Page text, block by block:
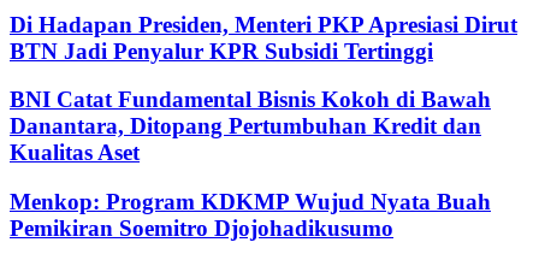
Di Hadapan Presiden, Menteri PKP Apresiasi Dirut
BTN Jadi Penyalur KPR Subsidi Tertinggi
BNI Catat Fundamental Bisnis Kokoh di Bawah
Danantara, Ditopang Pertumbuhan Kredit dan
Kualitas Aset
Menkop: Program KDKMP Wujud Nyata Buah
Pemikiran Soemitro Djojohadikusumo